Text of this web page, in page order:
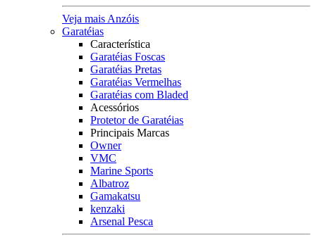
Veja mais Anzóis
Garatéias
Característica
Garatéias Foscas
Garatéias Pretas
Garatéias Vermelhas
Garatéias com Bladed
Acessórios
Protetor de Garatéias
Principais Marcas
Owner
VMC
Marine Sports
Albatroz
Gamakatsu
kenzaki
Arsenal Pesca